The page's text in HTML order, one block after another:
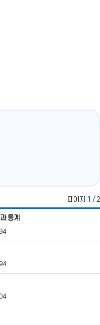
페이지 1 / 2
통계